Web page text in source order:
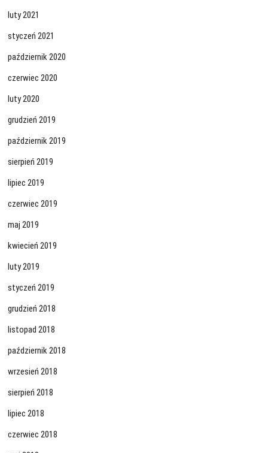
luty 2021
styczeń 2021
październik 2020
czerwiec 2020
luty 2020
grudzień 2019
październik 2019
sierpień 2019
lipiec 2019
czerwiec 2019
maj 2019
kwiecień 2019
luty 2019
styczeń 2019
grudzień 2018
listopad 2018
październik 2018
wrzesień 2018
sierpień 2018
lipiec 2018
czerwiec 2018